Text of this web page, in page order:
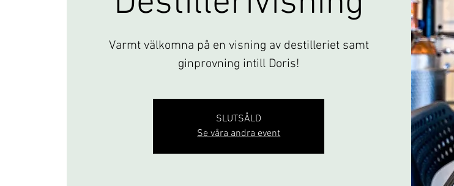
Varmt välkomna på en visning av destilleriet samt
ginprovning intill Doris!
SLUTSÅLD
Se våra andra event